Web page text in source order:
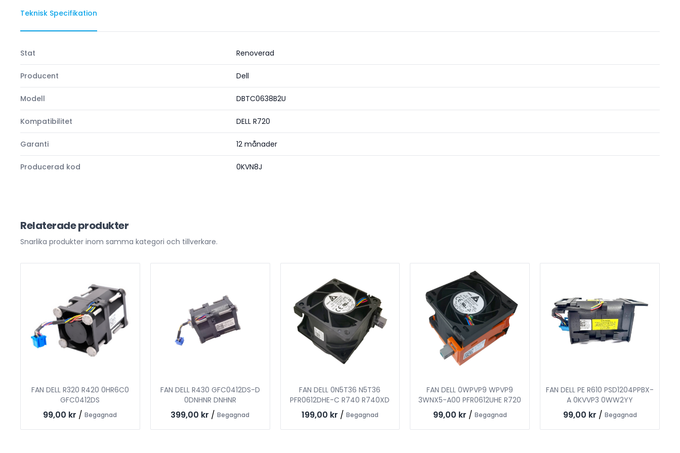
Teknisk Specifikation
Stat Renoverad
Producent Dell
Modell DBTC0638B2U
Kompatibilitet DELL R720
Garanti 12 månader
Producerad kod 0KVN8J
Relaterade produkter
Snarlika produkter inom samma kategori och tillverkare.
FAN DELL R320 R420 0HR6C0
GFC0412DS
99,00 kr / Begagnad
FAN DELL R430 GFC0412DS-D
0DNHNR DNHNR
399,00 kr / Begagnad
FAN DELL 0N5T36 N5T36
PFR0612DHE-C R740 R740XD
199,00 kr / Begagnad
FAN DELL 0WPVP9 WPVP9
3WNX5-A00 PFR0612UHE R720
99,00 kr / Begagnad
FAN DELL PE R610 PSD1204PPBX-
A 0KVVP3 0WW2YY
99,00 kr / Begagnad